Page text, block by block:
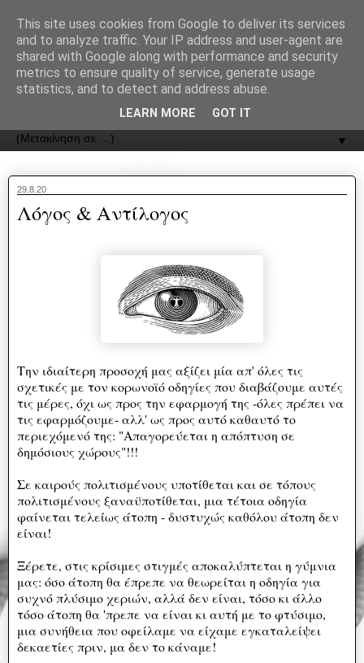
ΟΔΟΣ
▼
29.8.20
Λόγος & Αντίλογος
Την ιδιαίτερη προσοχή μας αξίζει μία απ' όλες τις
σχετικές με τον κορωνοϊό οδηγίες που διαβάζουμε αυτές
τις μέρες, όχι ως προς την εφαρμογή της -όλες πρέπει να
τις εφαρμόζουμε- αλλ' ως προς αυτό καθαυτό το
περιεχόμενό της: "Απαγορεύεται η απόπτυση σε
δημόσιους χώρους"!!!
Σε καιρούς πολιτισμένους υποτίθεται και σε τόπους
πολιτισμένους ξαναϋποτίθεται, μια τέτοια οδηγία
φαίνεται τελείως άτοπη - δυστυχώς καθόλου άτοπη δεν
είναι!
Ξέρετε, στις κρίσιμες στιγμές αποκαλύπτεται η γύμνια
μας: όσο άτοπη θα έπρεπε να θεωρείται η οδηγία για
συχνό πλύσιμο χεριών, αλλά δεν είναι, τόσο κι άλλο
τόσο άτοπη θα 'πρεπε να είναι κι αυτή με το φτύσιμο,
μια συνήθεια που οφείλαμε να είχαμε εγκαταλείψει
δεκαετίες πριν, μα δεν το κάναμε!
This site uses cookies from Google to deliver its services
and to analyze traffic. Your IP address and user-agent are
shared with Google along with performance and security
metrics to ensure quality of service, generate usage
statistics, and to detect and address abuse.
LEARN MORE GOT IT